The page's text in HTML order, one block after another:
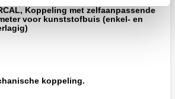
Koppeling met zelfaanpassende
voor kunststofbuis (enkel- en
koppeling.